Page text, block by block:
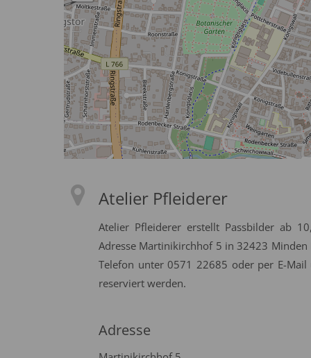
Atelier Pfleiderer
Atelier Pfleiderer erstellt Passbilder ab
Adresse Martinikirchhof 5 in 32423
Telefon unter 0571 22685 oder per E-Mail
reserviert werden.
Adresse